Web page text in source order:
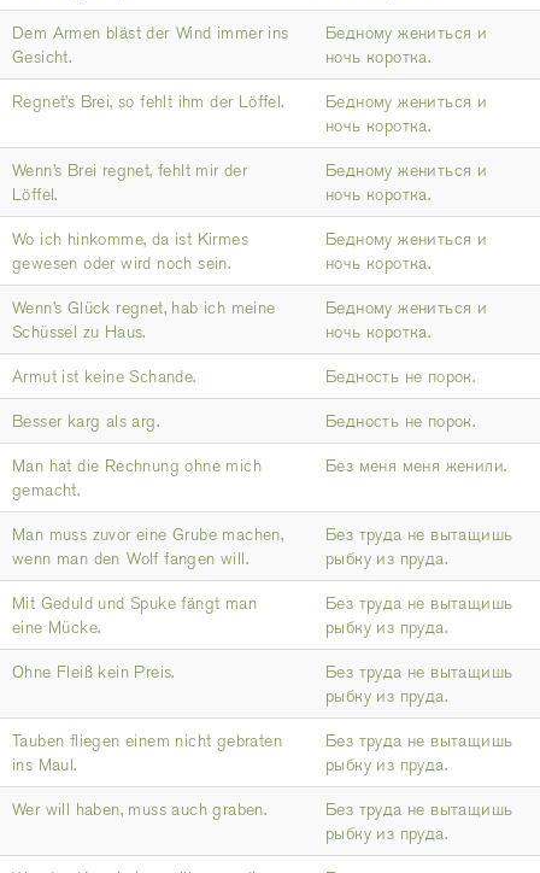
Dem Armen bläst der Wind immer ins
Gesicht.
Бедному жениться и
ночь коротка.
Regnet’s Brei, so fehlt ihm der Löffel.
Бедному жениться и
ночь коротка.
Wenn’s Brei regnet, fehlt mir der
Löffel.
Бедному жениться и
ночь коротка.
Wo ich hinkomme, da ist Kirmes
gewesen oder wird noch sein.
Бедному жениться и
ночь коротка.
Wenn’s Glück regnet, hab ich meine
Schüssel zu Haus.
Бедному жениться и
ночь коротка.
Armut ist keine Schande. Бедность не порок.
Besser karg als arg. Бедность не порок.
Man hat die Rechnung ohne mich
gemacht.
Без меня меня женили.
Man muss zuvor eine Grube machen,
wenn man den Wolf fangen will.
Без труда не вытащишь
рыбку из пруда.
Mit Geduld und Spuke fängt man
eine Mücke.
Без труда не вытащишь
рыбку из пруда.
Ohne Fleiß kein Preis.
Без труда не вытащишь
рыбку из пруда.
Tauben fliegen einem nicht gebraten
ins Maul.
Без труда не вытащишь
рыбку из пруда.
Wer will haben, muss auch graben.
Без труда не вытащишь
рыбку из пруда.